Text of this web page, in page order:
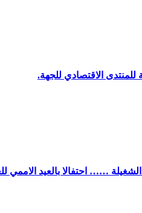
الاقتصادي للجهة.
…… احتفالا بالعيد الاممي